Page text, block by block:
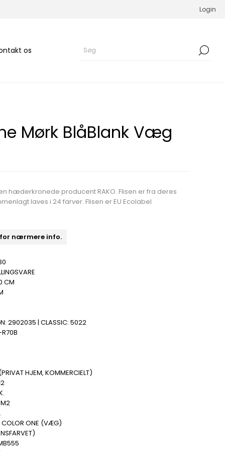
Login
os
Mørk BlåBlank Væg
hæderkronede producent RAKO. Flisen er fra deres
laves i 24 farver. Flisen er EU Ecolabel
nærmere info.
CM
2902035 | CLASSIC: 5022
HJEM, KOMMERCIELT)
COLOR ONE (VÆG)